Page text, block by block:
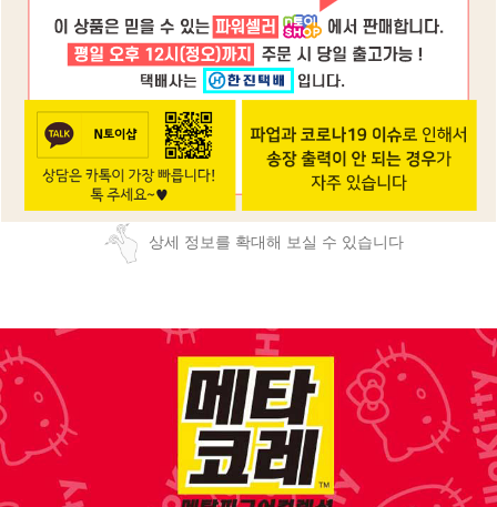
상세 정보를 확대해 보실 수 있습니다